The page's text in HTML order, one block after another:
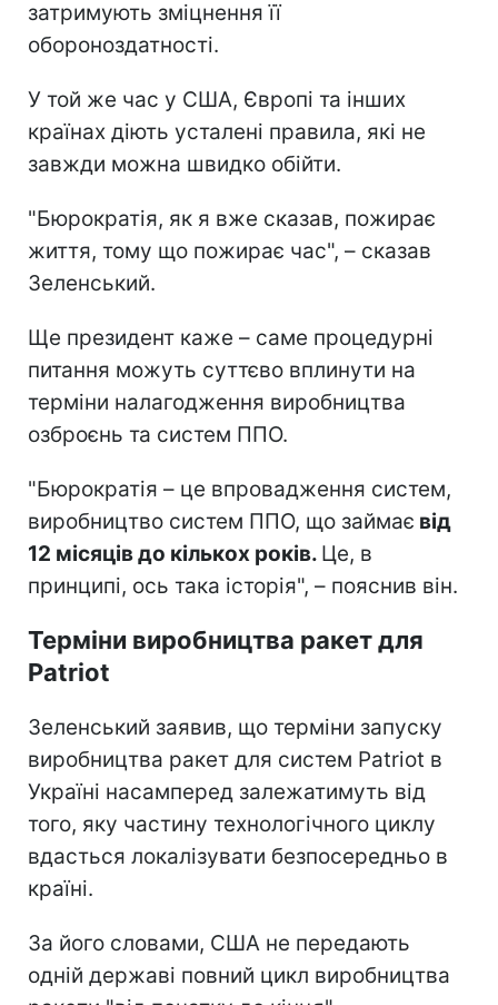
затримують зміцнення її
обороноздатності.
У той же час у США, Європі та інших
країнах діють усталені правила, які не
завжди можна швидко обійти.
"Бюрократія, як я вже сказав, пожирає
життя, тому що пожирає час", – сказав
Зеленський.
Ще президент каже – саме процедурні
питання можуть суттєво вплинути на
терміни налагодження виробництва
озброєнь та систем ППО.
"Бюрократія – це впровадження систем,
виробництво систем ППО, що займає від
12 місяців до кількох років. Це, в
принципі, ось така історія", – пояснив він.
Терміни виробництва ракет для
Patriot
Зеленський заявив, що терміни запуску
виробництва ракет для систем Patriot в
Україні насамперед залежатимуть від
того, яку частину технологічного циклу
вдасться локалізувати безпосередньо в
країні.
За його словами, США не передають
одній державі повний цикл виробництва